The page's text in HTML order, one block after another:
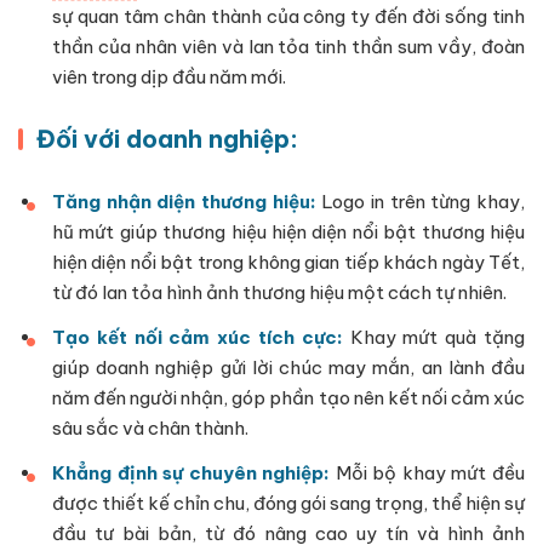
sự quan tâm chân thành của công ty đến đời sống tinh
thần của nhân viên và lan tỏa tinh thần sum vầy, đoàn
viên trong dịp đầu năm mới.
Đối với doanh nghiệp:
Tăng nhận diện thương hiệu: Logo in trên từng khay,
hũ mứt giúp thương hiệu hiện diện nổi bật thương hiệu
hiện diện nổi bật trong không gian tiếp khách ngày Tết,
từ đó lan tỏa hình ảnh thương hiệu một cách tự nhiên.
Tạo kết nối cảm xúc tích cực: Khay mứt quà tặng
giúp doanh nghiệp gửi lời chúc may mắn, an lành đầu
năm đến người nhận, góp phần tạo nên kết nối cảm xúc
sâu sắc và chân thành.
Khẳng định sự chuyên nghiệp: Mỗi bộ khay mứt đều
được thiết kế chỉn chu, đóng gói sang trọng, thể hiện sự
đầu tư bài bản, từ đó nâng cao uy tín và hình ảnh